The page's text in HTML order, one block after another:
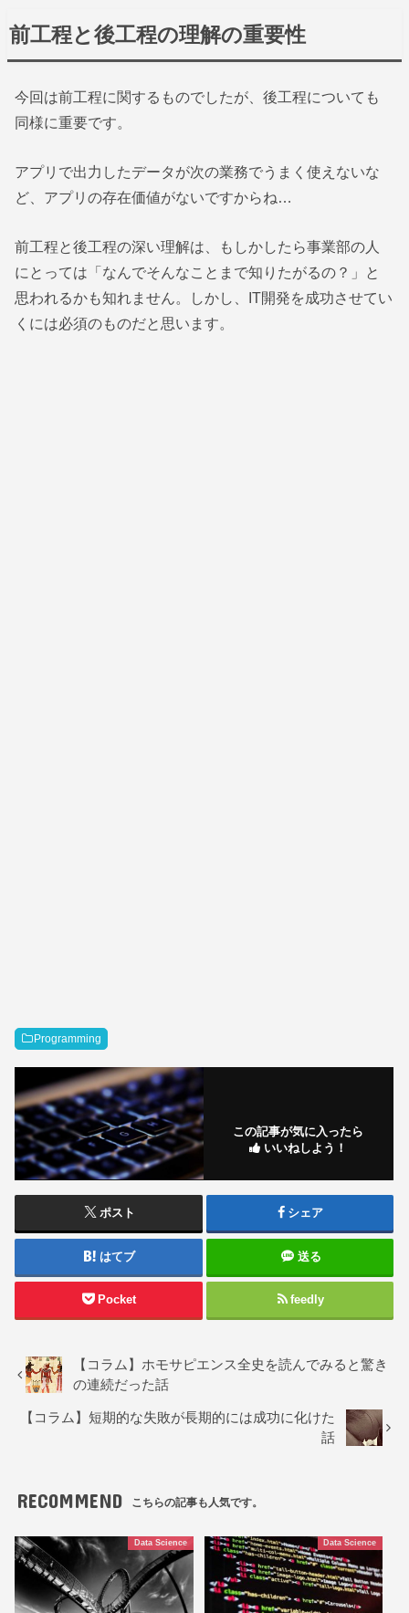
前工程と後工程の理解の重要性
今回は前工程に関するものでしたが、後工程についても
同様に重要です。
アプリで出力したデータが次の業務でうまく使えないな
ど、アプリの存在価値がないですからね…
前工程と後工程の深い理解は、もしかしたら事業部の人
にとっては「なんでそんなことまで知りたがるの？」と
思われるかも知れません。しかし、IT開発を成功させてい
くには必須のものだと思います。
Programming
この記事が気に入ったら
いいねしよう！
ポスト シェア
はてブ 送る
Pocket feedly
【コラム】ホモサピエンス全史を読んでみると驚き
の連続だった話
【コラム】短期的な失敗が長期的には成功に化けた
話
RECOMMEND こちらの記事も人気です。
Data Science Data Science